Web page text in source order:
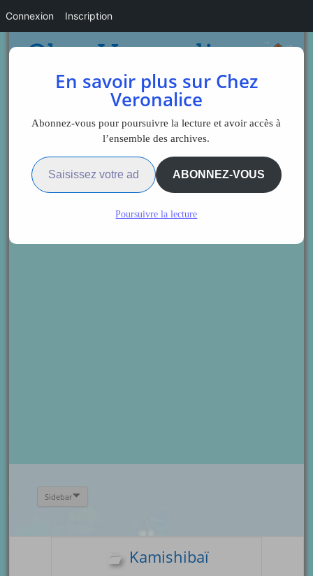
Sidebar
Kamishibaï
En savoir plus sur Chez
Veronalice
Abonnez-vous pour poursuivre la lecture et avoir accès à
l’ensemble des archives.
Saisissez votre adresse e-mail…
ABONNEZ-VOUS
Poursuivre la lecture
Connexion Inscription